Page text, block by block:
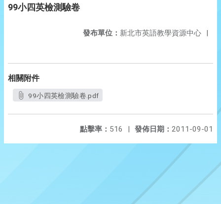
99小四英檢測驗卷
發布單位： 新北市英語教學資源中心 |
相關附件
99小四英檢測驗卷.pdf
發佈日期： 2011-09-01
點擊率： 516 |